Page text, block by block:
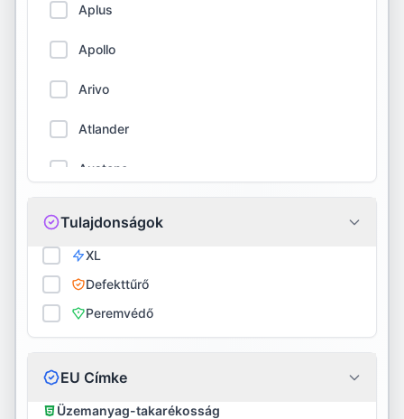
Aplus
Apollo
Arivo
Atlander
Austone
BFGoodrich
Bridgestone
Cooper
Tulajdonságok
XL
Defekttűrő
Peremvédő
EU Címke
Üzemanyag-takarékosság